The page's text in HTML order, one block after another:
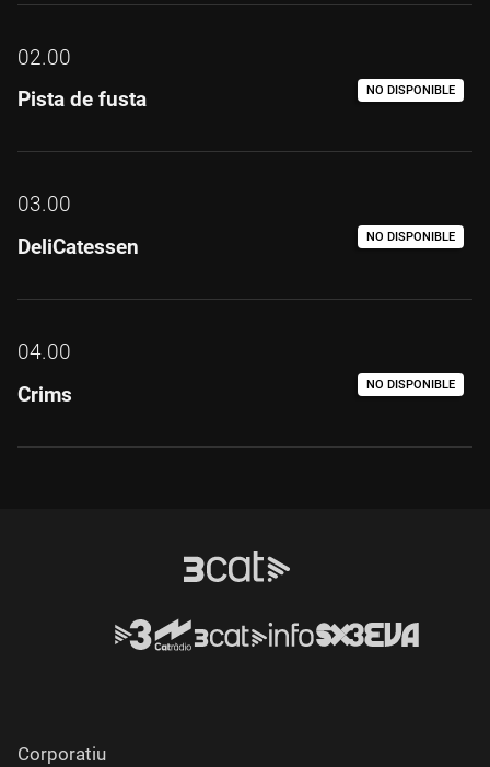
02.00
NO DISPONIBLE
Pista de fusta
03.00
NO DISPONIBLE
DeliCatessen
04.00
NO DISPONIBLE
Crims
Corporatiu